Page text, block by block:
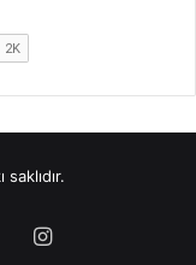
Instagram